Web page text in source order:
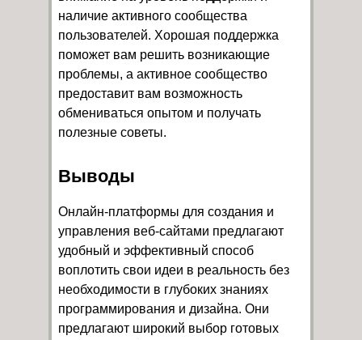
наличие активного сообщества
пользователей. Хорошая поддержка
поможет вам решить возникающие
проблемы, а активное сообщество
предоставит вам возможность
обмениваться опытом и получать
полезные советы.
Выводы
Онлайн-платформы для создания и
управления веб-сайтами предлагают
удобный и эффективный способ
воплотить свои идеи в реальность без
необходимости в глубоких знаниях
программирования и дизайна. Они
предлагают широкий выбор готовых